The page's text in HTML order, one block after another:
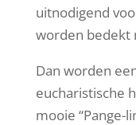
uitnodigend
worden bedekt
Dan worden
eucharistische
mooie “Pange-